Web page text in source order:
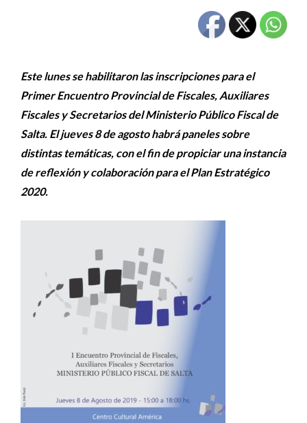
Este lunes se habilitaron las inscripciones para el
Primer Encuentro Provincial de Fiscales, Auxiliares
Fiscales y Secretarios del Ministerio Público Fiscal de
Salta. El jueves 8 de agosto habrá paneles sobre
distintas temáticas, con el fin de propiciar una instancia
de reflexión y colaboración para el Plan Estratégico
2020.